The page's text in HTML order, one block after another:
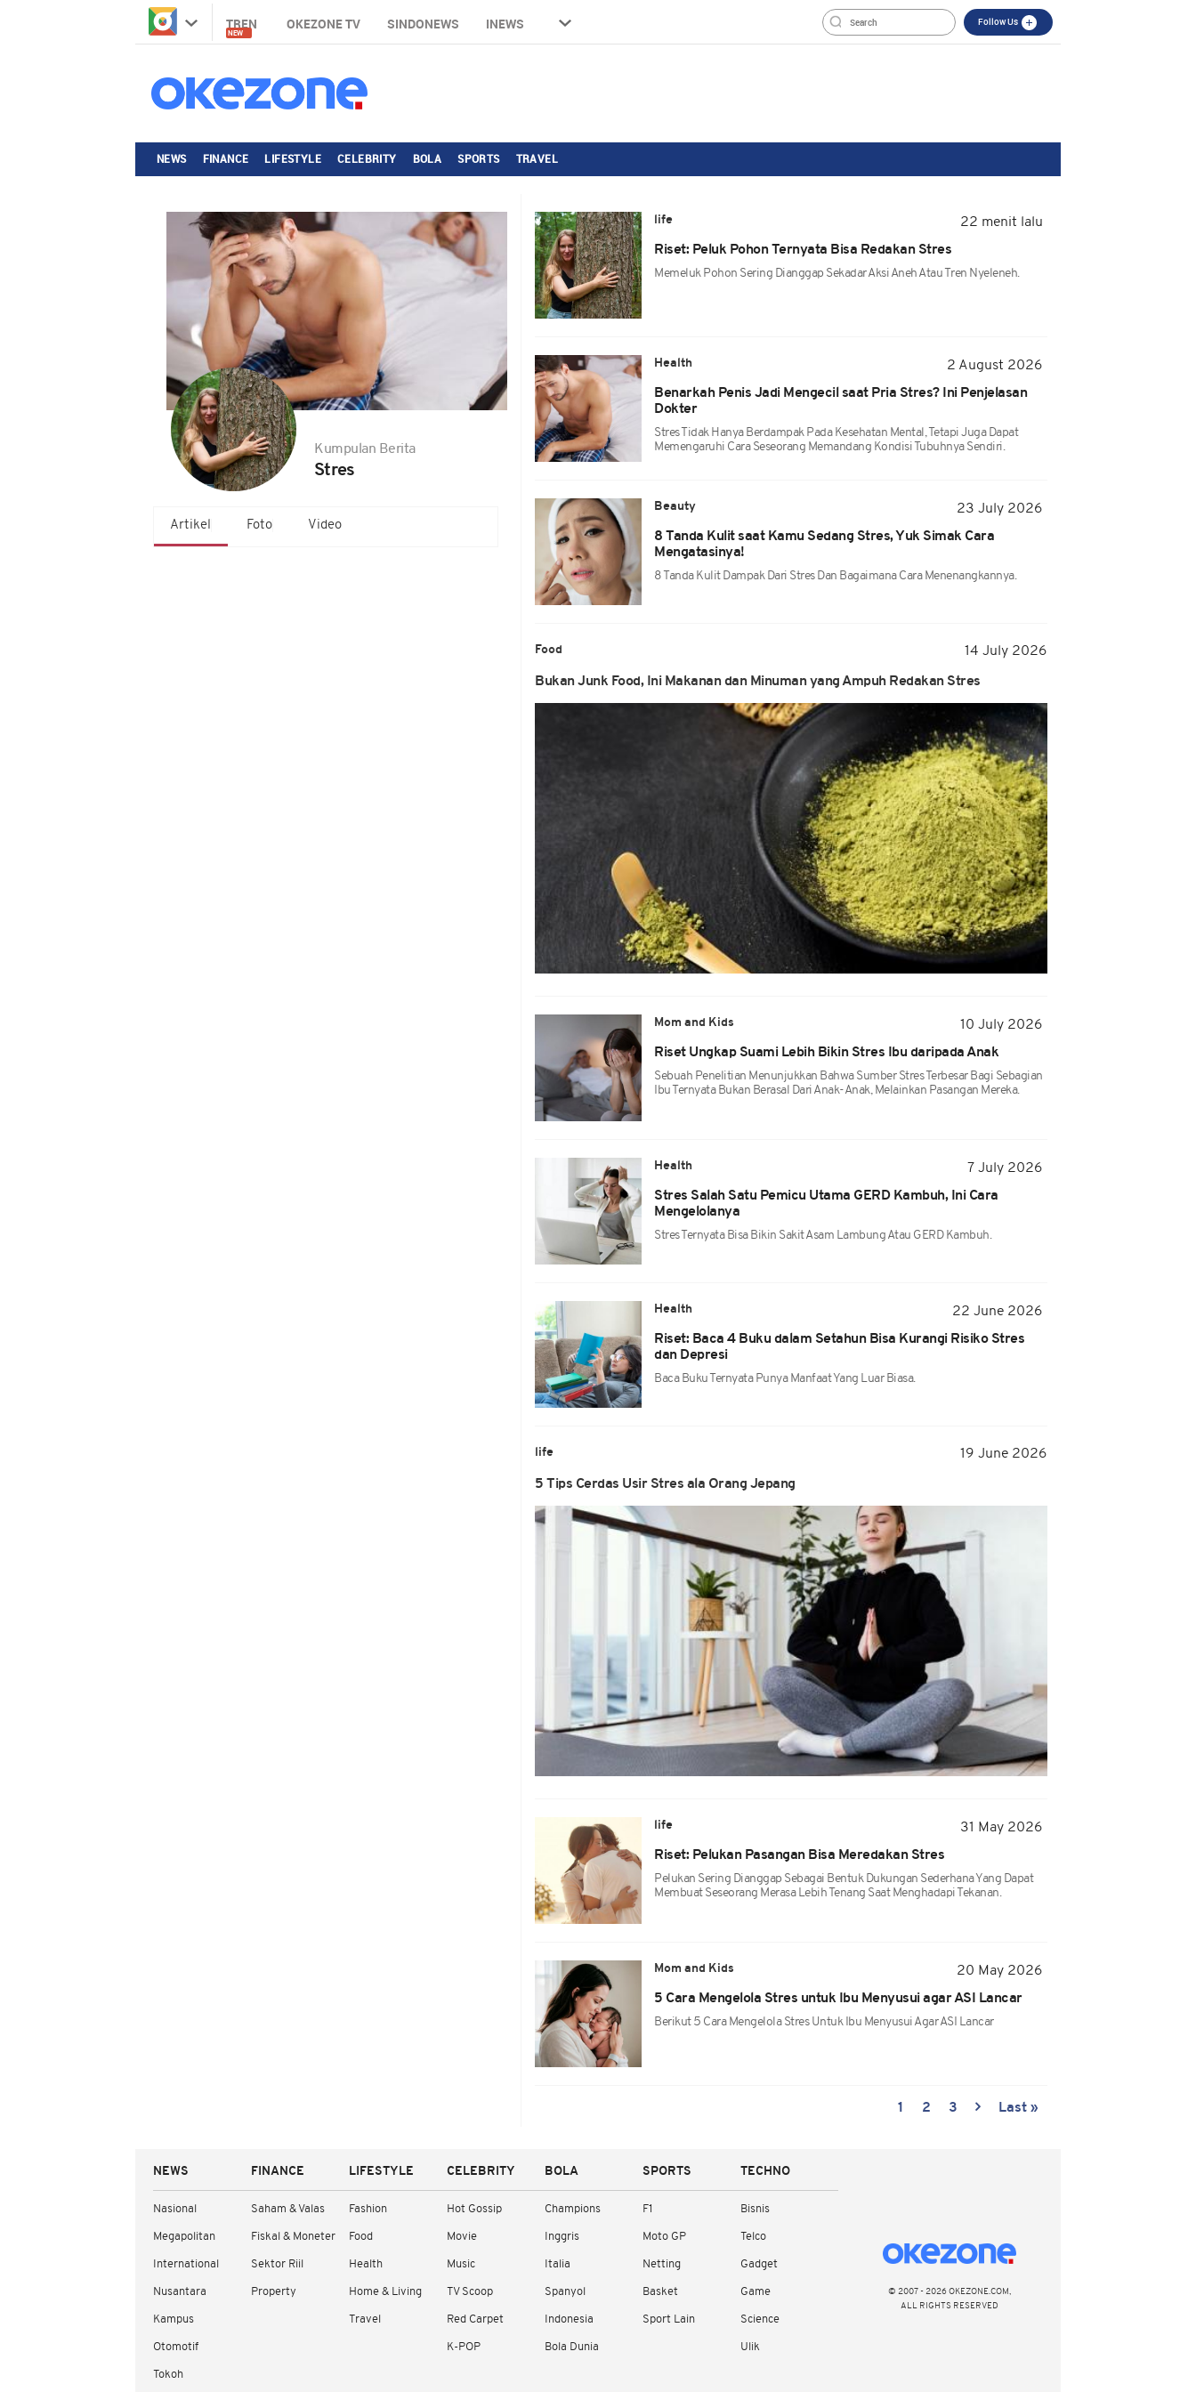
TREN
NEW
OKEZONE TV SINDONEWS INEWS Follow Us
NEWS FINANCE LIFESTYLE CELEBRITY BOLA SPORTS TRAVEL
Kumpulan Berita
Stres
Artikel Foto Video
life
22 menit lalu
Riset: Peluk Pohon Ternyata Bisa Redakan Stres
Memeluk Pohon Sering Dianggap Sekadar Aksi Aneh Atau Tren Nyeleneh.
Health
2 August 2026
Benarkah Penis Jadi Mengecil saat Pria Stres? Ini Penjelasan
Dokter
Stres Tidak Hanya Berdampak Pada Kesehatan Mental, Tetapi Juga Dapat
Memengaruhi Cara Seseorang Memandang Kondisi Tubuhnya Sendiri.
Beauty
23 July 2026
8 Tanda Kulit saat Kamu Sedang Stres, Yuk Simak Cara
Mengatasinya!
8 Tanda Kulit Dampak Dari Stres Dan Bagaimana Cara Menenangkannya.
Food 14 July 2026
Bukan Junk Food, Ini Makanan dan Minuman yang Ampuh Redakan Stres
Mom and Kids
10 July 2026
Riset Ungkap Suami Lebih Bikin Stres Ibu daripada Anak
Sebuah Penelitian Menunjukkan Bahwa Sumber Stres Terbesar Bagi Sebagian
Ibu Ternyata Bukan Berasal Dari Anak-Anak, Melainkan Pasangan Mereka.
Health
7 July 2026
Stres Salah Satu Pemicu Utama GERD Kambuh, Ini Cara
Mengelolanya
Stres Ternyata Bisa Bikin Sakit Asam Lambung Atau GERD Kambuh.
Health
22 June 2026
Riset: Baca 4 Buku dalam Setahun Bisa Kurangi Risiko Stres
dan Depresi
Baca Buku Ternyata Punya Manfaat Yang Luar Biasa.
life 19 June 2026
5 Tips Cerdas Usir Stres ala Orang Jepang
life
31 May 2026
Riset: Pelukan Pasangan Bisa Meredakan Stres
Pelukan Sering Dianggap Sebagai Bentuk Dukungan Sederhana Yang Dapat
Membuat Seseorang Merasa Lebih Tenang Saat Menghadapi Tekanan.
Mom and Kids
20 May 2026
5 Cara Mengelola Stres untuk Ibu Menyusui agar ASI Lancar
Berikut 5 Cara Mengelola Stres Untuk Ibu Menyusui Agar ASI Lancar
1 2 3 Last »
NEWS
Nasional
Megapolitan
International
Nusantara
Kampus
Otomotif
Tokoh
FINANCE
Saham & Valas
Fiskal & Moneter
Sektor Riil
Property
LIFESTYLE
Fashion
Food
Health
Home & Living
Travel
CELEBRITY
Hot Gossip
Movie
Music
TV Scoop
Red Carpet
K-POP
BOLA
Champions
Inggris
Italia
Spanyol
Indonesia
Bola Dunia
SPORTS
F1
Moto GP
Netting
Basket
Sport Lain
TECHNO
Bisnis
Telco
Gadget
Game
Science
Ulik
© 2007 - 2026 OKEZONE.COM,
ALL RIGHTS RESERVED